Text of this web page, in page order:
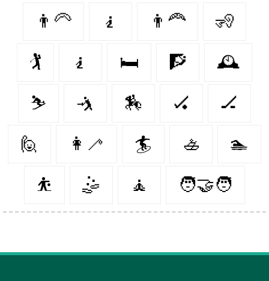
👨‍🦳 🧎‍ 👨‍🦰 🧏‍
🏌️ 🧎‍️ 🛏️ 🧗‍ 🕰
⛷ 🤺 🏇 🏑 🏒
🙋‍ 👩‍🦯️ 🏄‍ 🚣‍ 🏊‍
⛹️‍ 🤹‍ 🧘‍ 🧑‍🤝‍🧑